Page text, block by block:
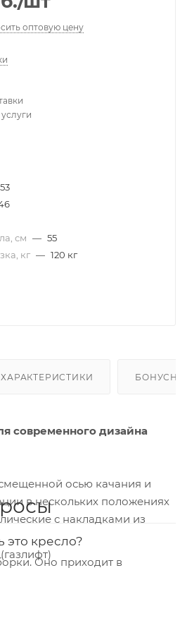
оптовую цену
53
см — 55
кг — 120 кг
ХАРАКТЕРИСТИКИ
современного дизайна
осью качания и
в нескольких положениях
с накладками из
это кресло?
Оно приходит в